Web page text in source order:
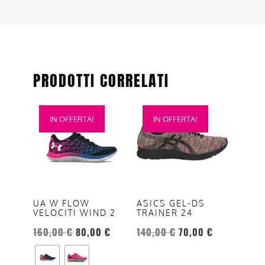
PRODOTTI CORRELATI
IN OFFERTA!
UA W FLOW
VELOCITI WIND 2
160,00€ 80,00 €
Questo
prodotto
opzioni
possono
essere
scelte
nella
IN OFFERTA!
ASICS GEL-DS
TRAINER 24
140,00€ 70,00 €
Questo
prodotto
ha
più
opzioni
possono
essere